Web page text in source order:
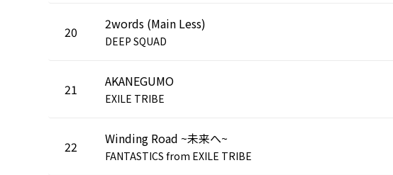
20 2words (Main Less)
DEEP SQUAD
21 AKANEGUMO
EXILE TRIBE
22 Winding Road ~未来へ~
FANTASTICS from EXILE TRIBE